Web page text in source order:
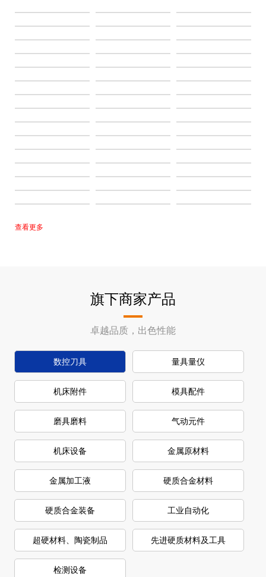
查看更多
旗下商家产品
卓越品质，出色性能
数控刀具 量具量仪
机床附件 模具配件
磨具磨料 气动元件
机床设备 金属原材料
金属加工液 硬质合金材料
硬质合金装备 工业自动化
超硬材料、陶瓷制品 先进硬质材料及工具
检测设备